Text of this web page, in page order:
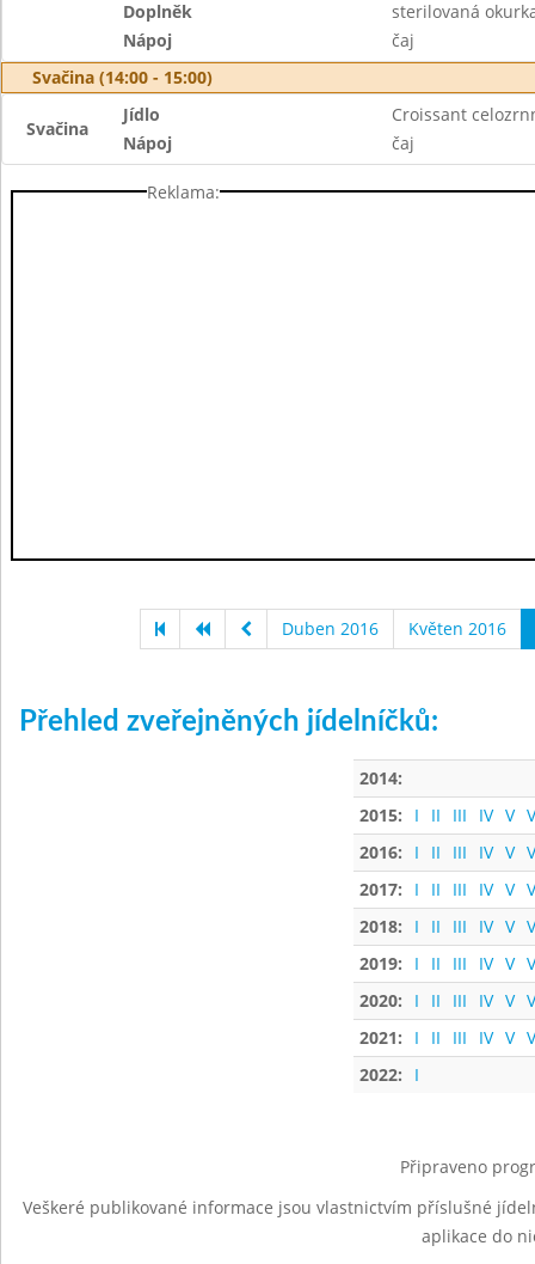
Doplněk
sterilovaná
Nápoj
čaj
Svačina (14:00 - 15:00)
Svačina
Jídlo
Croissant
Nápoj
čaj
Reklama:
Duben 2016 Květen 2016
Přehled zveřejněných jídelníčků:
2014:
2015:
I II III IV V
2016:
I II III IV V
2017:
I II III IV V
2018:
I II III IV V
2019:
I II III IV V
2020:
I II III IV V
2021:
I II III IV V
2022:
I
Připraveno
Veškeré publikované informace jsou vlastnictvím příslušné
aplikace do